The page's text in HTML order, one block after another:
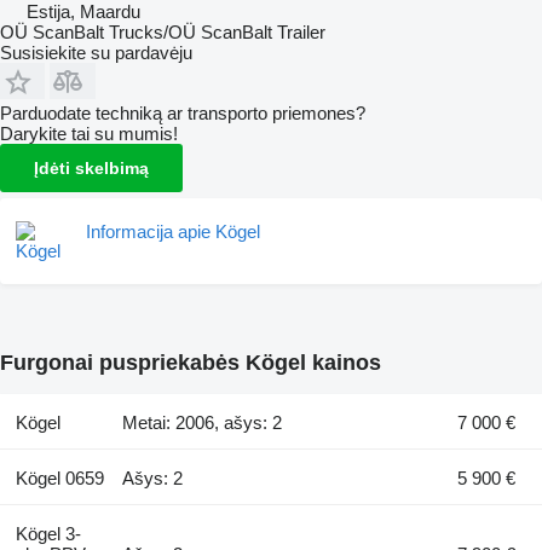
Estija, Maardu
OÜ ScanBalt Trucks/OÜ ScanBalt Trailer
Susisiekite su pardavėju
Parduodate techniką ar transporto priemones?
Darykite tai su mumis!
Įdėti skelbimą
Informacija apie Kögel
Furgonai puspriekabės Kögel kainos
Kögel Metai: 2006, ašys: 2 7 000 €
Kögel 0659 Ašys: 2 5 900 €
Kögel 3-